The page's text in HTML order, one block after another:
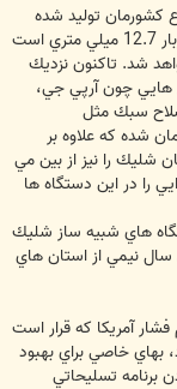
كشورمان توليد شده
شامل دستگاه هاي شبيه ساز موشك انداز ميثاق و تيربار 12.7 ميلي متري است
شد. تاكنون نزديك
هايي چون آرپي جي،
و چند نوع سلاح سبك مثل
شده كه علاوه بر
شليك را نيز از بين مي
را در اين دستگاه ها
هاي شبيه ساز شليك
نيمي از استان هاي
آمريكا كه قرار است
بهاي خاصي براي بهبود
برنامه تسليحاتي